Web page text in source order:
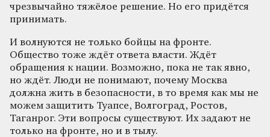
чрезвычайно тяжёлое решение. Но его придётся
принимать.
И волнуются не только бойцы на фронте.
Общество тоже ждёт ответа власти. Ждёт
обращения к нации. Возможно, пока не так явно,
но ждёт. Люди не понимают, почему Москва
должна жить в безопасности, в то время как мы не
можем защитить Туапсе, Волгоград, Ростов,
Таганрог. Эти вопросы существуют. Их задают не
только на фронте, но и в тылу.